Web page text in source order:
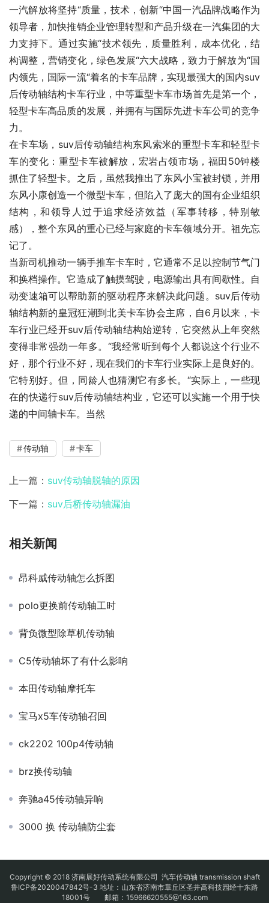
一汽解放将坚持“质量，技术，创新“中国一汽品牌战略作为
领导者，加快推销企业管理转型和产品升级在一汽集团的大
力支持下。通过实施“技术领先，质量胜利，成本优化，结
构调整，营销变化，绿色发展“六大战略，致力于解放为“国
内领先，国际一流“着名的卡车品牌，实现最强大的国内suv
后传动轴结构卡车行业，中等重型卡车市场首先是第一个，
轻型卡车高品质的发展，并拥有与国际先进卡车公司的竞争
力。
在卡车场，suv后传动轴结构东风索米的重型卡车和轻型卡
车的变化：重型卡车被解放，宏岩占领市场，福田50钟楼
抓住了轻型卡。之后，虽然我推出了东风小宝被封锁，并用
东风小康创造一个微型卡车，但陷入了庞大的国有企业组织
结构，和领导人过于追求经济效益（军事转移，特别敏
感），整个东风的重心已经与家庭的卡车领域分开。祖先忘
记了。
当新司机推动一辆手推车卡车时，它通常不足以控制节气门
和换档操作。它造成了触摸驾驶，电源输出具有间歇性。自
动变速箱可以帮助新的驱动程序来解决此问题。suv后传动
轴结构新的皇冠狂潮到北美卡车协会主席，自6月以来，卡
车行业已经开suv后传动轴结构始逆转，它突然从上年突然
变得非常强劲一年多。“我经常听到每个人都说这个行业不
好，那个行业不好，现在我们的卡车行业实际上是良好的。
它特别好。但，同龄人也猜测它有多长。“实际上，一些现
在的快递行suv后传动轴结构业，它还可以实施一个用于快
递的中间轴卡车。当然
传动轴 卡车
上一篇： suv传动轴脱轴的原因
下一篇： suv后桥传动轴漏油
相关新闻
昂科威传动轴怎么拆图
polo更换前传动轴工时
背负微型除草机传动轴
C5传动轴坏了有什么影响
本田传动轴摩托车
宝马x5车传动轴召回
ck2202 100p4传动轴
brz换传动轴
奔驰a45传动轴异响
3000 换 传动轴防尘套
Copyright © 2018 济南展好传动系统有限公司 汽车传动轴 transmission shaft
鲁ICP备2020047842号-3 地址：山东省济南市章丘区圣井高科技园经十东路
18001号 邮箱：15966620555@163.com